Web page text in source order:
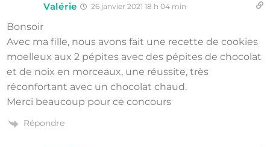
Valérie 26 janvier 2021 18 h 04 min
Bonsoir
Avec ma fille, nous avons fait une recette de cookies
moelleux aux 2 pépites avec des pépites de chocolat
et de noix en morceaux, une réussite, très
réconfortant avec un chocolat chaud.
Merci beaucoup pour ce concours
Répondre